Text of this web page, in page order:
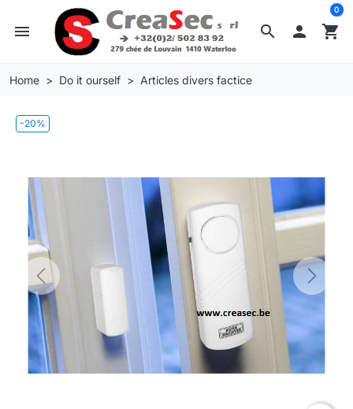
search
menu  shopping_cart
0
Home Do it ourself Articles divers factice
-20%
Previous Next